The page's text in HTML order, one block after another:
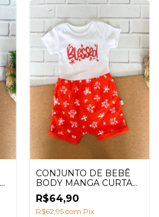
CONJUNTO DE BEBÊ
BODY MANGA CURTA
BLESSED + SHORTS
SPLASH LARANJA
R$64,90
R$62,95 com Pix